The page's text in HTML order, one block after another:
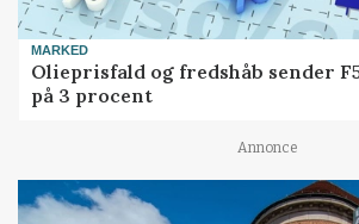
MARKED
Olieprisfald og fredshåb sender
på 3 procent
Annonce